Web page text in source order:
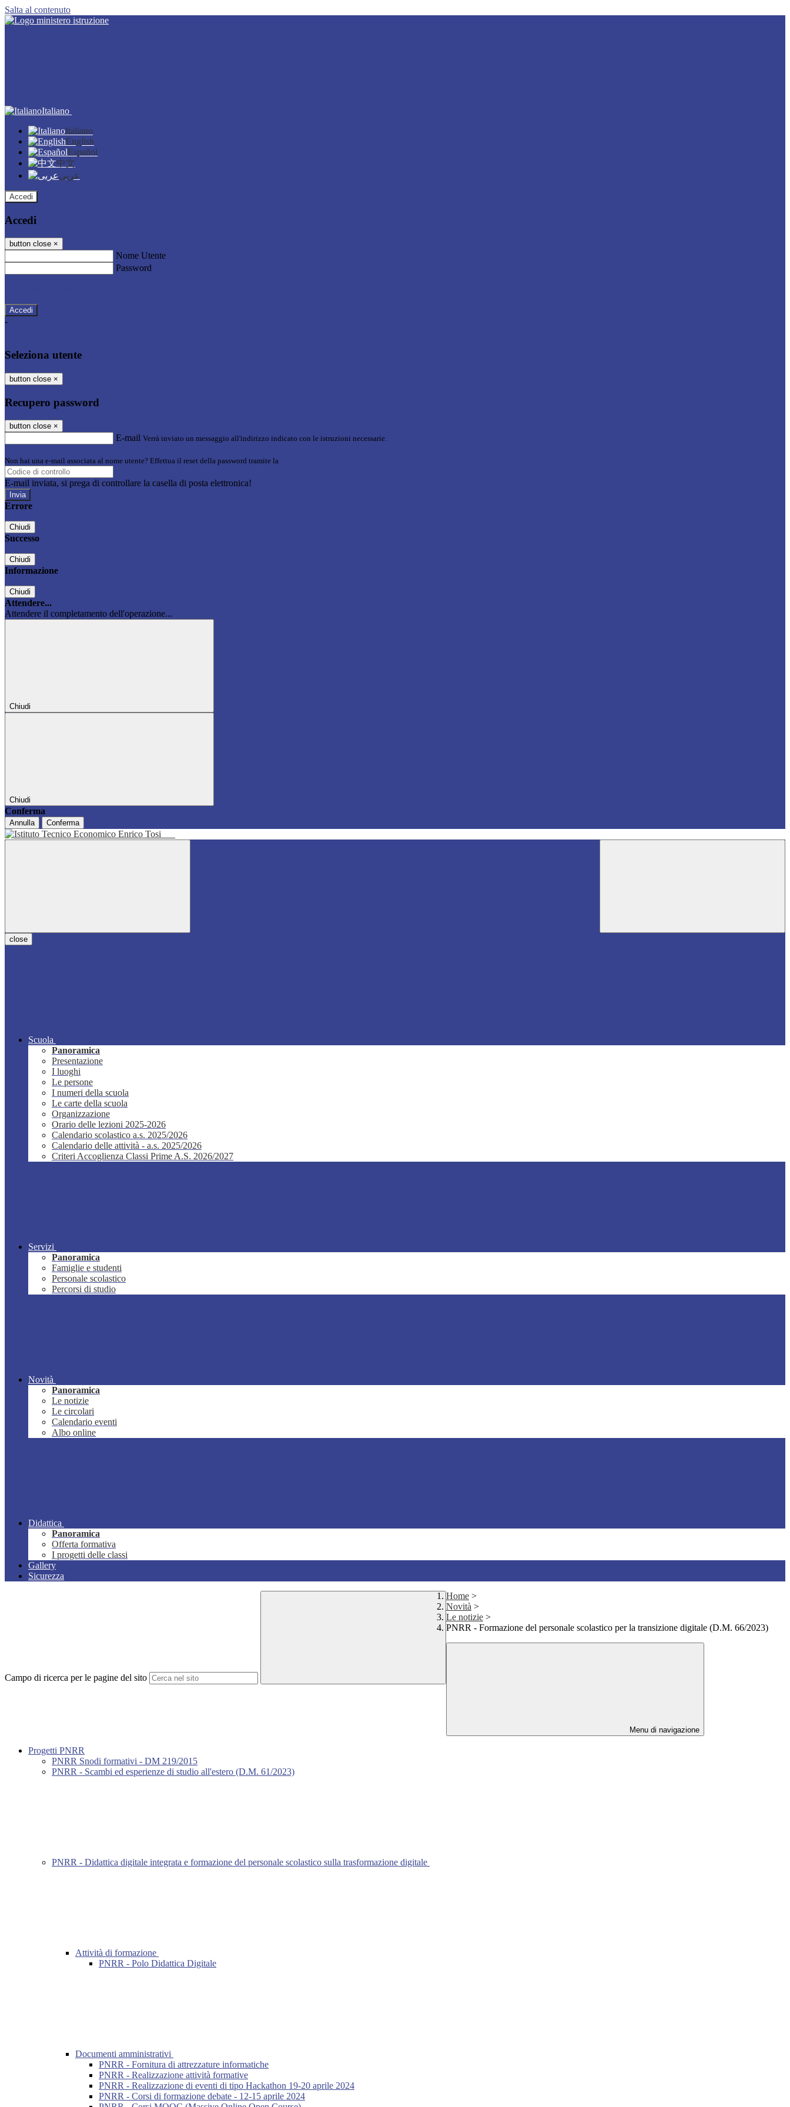
Salta al contenuto
Italiano
Italiano
English
Español
中文
عربى
Accedi
Accedi
button close ×
Nome Utente
Password
-
Seleziona utente
button close ×
Recupero password
button close ×
E-mail Verrà inviato un messaggio all'indirizzo indicato con le istruzioni necessarie.
Non hai una e-mail associata al nome utente? Effettua il reset della password tramite la
E-mail inviata, si prega di controllare la casella di posta elettronica!
Errore
Chiudi
Successo
Chiudi
Informazione
Chiudi
Attendere...
Attendere il completamento dell'operazione...
Chiudi
Chiudi
Conferma
Annulla Conferma
close
Scuola
Panoramica
Presentazione
I luoghi
Le persone
I numeri della scuola
Le carte della scuola
Organizzazione
Orario delle lezioni 2025-2026
Calendario scolastico a.s. 2025/2026
Calendario delle attività - a.s. 2025/2026
Criteri Accoglienza Classi Prime A.S. 2026/2027
Servizi
Panoramica
Famiglie e studenti
Personale scolastico
Percorsi di studio
Novità
Panoramica
Le notizie
Le circolari
Calendario eventi
Albo online
Didattica
Panoramica
Offerta formativa
I progetti delle classi
Gallery
Sicurezza
Campo di ricerca per le pagine del sito
Home >
Novità >
Le notizie >
PNRR - Formazione del personale scolastico per la transizione digitale (D.M. 66/2023)
Menu di navigazione
Progetti PNRR
PNRR Snodi formativi - DM 219/2015
PNRR - Scambi ed esperienze di studio all'estero (D.M. 61/2023)
PNRR - Didattica digitale integrata e formazione del personale scolastico sulla trasformazione digitale
Attività di formazione
PNRR - Polo Didattica Digitale
Documenti amministrativi
PNRR - Fornitura di attrezzature informatiche
PNRR - Realizzazione attività formative
PNRR - Realizzazione di eventi di tipo Hackathon 19-20 aprile 2024
PNRR - Corsi di formazione debate - 12-15 aprile 2024